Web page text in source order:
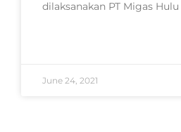
dilaksanakan PT Migas Hulu
June 24, 2021